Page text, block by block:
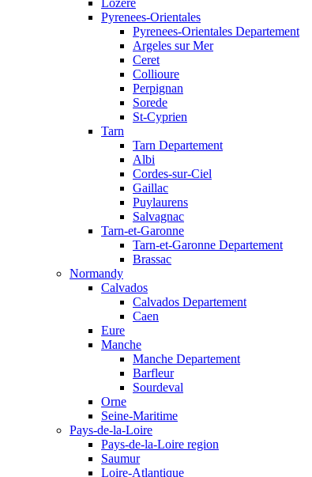
Lozere
Pyrenees-Orientales
Pyrenees-Orientales Departement
Argeles sur Mer
Ceret
Collioure
Perpignan
Sorede
St-Cyprien
Tarn
Tarn Departement
Albi
Cordes-sur-Ciel
Gaillac
Puylaurens
Salvagnac
Tarn-et-Garonne
Tarn-et-Garonne Departement
Brassac
Normandy
Calvados
Calvados Departement
Caen
Eure
Manche
Manche Departement
Barfleur
Sourdeval
Orne
Seine-Maritime
Pays-de-la-Loire
Pays-de-la-Loire region
Saumur
Loire-Atlantique